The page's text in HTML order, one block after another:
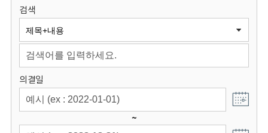
원
회
검색
의결일
~